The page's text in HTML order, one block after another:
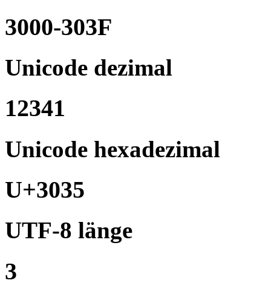
3000-303F
Unicode dezimal
12341
Unicode hexadezimal
U+3035
UTF-8 länge
3